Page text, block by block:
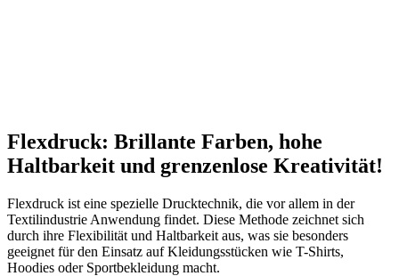
Flexdruck: Brillante Farben, hohe
Haltbarkeit und grenzenlose Kreativität!
Flexdruck ist eine spezielle Drucktechnik, die vor allem in der
Textilindustrie Anwendung findet. Diese Methode zeichnet sich
durch ihre Flexibilität und Haltbarkeit aus, was sie besonders
geeignet für den Einsatz auf Kleidungsstücken wie T-Shirts,
Hoodies oder Sportbekleidung macht.